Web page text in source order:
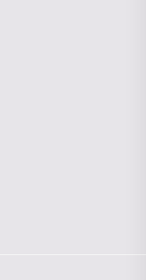
mensais do
com o